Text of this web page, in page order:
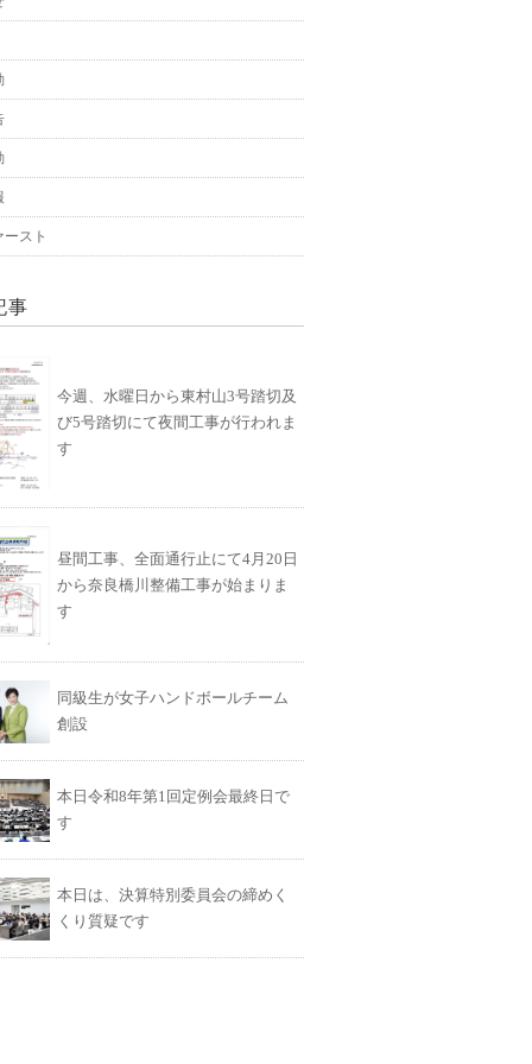
スト
事
今週、水曜日から東村山3号踏切及
び5号踏切にて夜間工事が行われま
す
昼間工事、全面通行止にて4月20日
から奈良橋川整備工事が始まりま
す
同級生が女子ハンドボールチーム
創設
本日令和8年第1回定例会最終日で
す
本日は、決算特別委員会の締めく
くり質疑です